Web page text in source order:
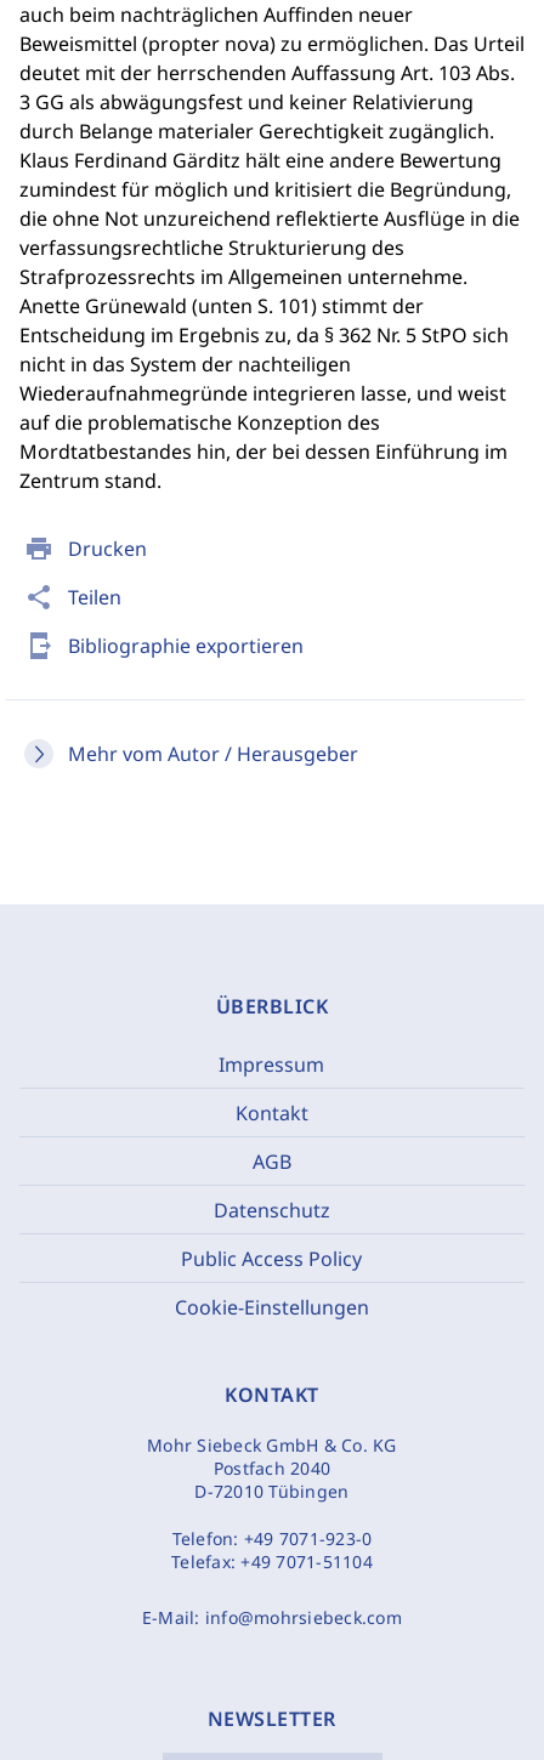
print Drucken
share Teilen
send_to_mobile Bibliographie exportieren
Mehr vom Autor / Herausgeber
auch beim nachträglichen Auffinden neuer
Beweismittel (propter nova) zu ermöglichen. Das Urteil
deutet mit der herrschenden Auffassung Art. 103 Abs.
3 GG als abwägungsfest und keiner Relativierung
durch Belange materialer Gerechtigkeit zugänglich.
Klaus Ferdinand Gärditz hält eine andere Bewertung
zumindest für möglich und kritisiert die Begründung,
die ohne Not unzureichend reflektierte Ausflüge in die
verfassungsrechtliche Strukturierung des
Strafprozessrechts im Allgemeinen unternehme.
Anette Grünewald (unten S. 101) stimmt der
Entscheidung im Ergebnis zu, da § 362 Nr. 5 StPO sich
nicht in das System der nachteiligen
Wiederaufnahmegründe integrieren lasse, und weist
auf die problematische Konzeption des
Mordtatbestandes hin, der bei dessen Einführung im
Zentrum stand.
ÜBERBLICK
Impressum
Kontakt
AGB
Datenschutz
Public Access Policy
Cookie-Einstellungen
KONTAKT
Mohr Siebeck GmbH & Co. KG
Postfach 2040
D-72010 Tübingen
Telefon: +49 7071-923-0
Telefax:+49 7071-51104
E-Mail: info@mohrsiebeck.com
NEWSLETTER